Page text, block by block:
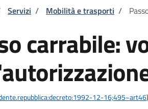
di pane
Servizi / Mobilità e trasporti /
carrabile:
12-16;495~art46)